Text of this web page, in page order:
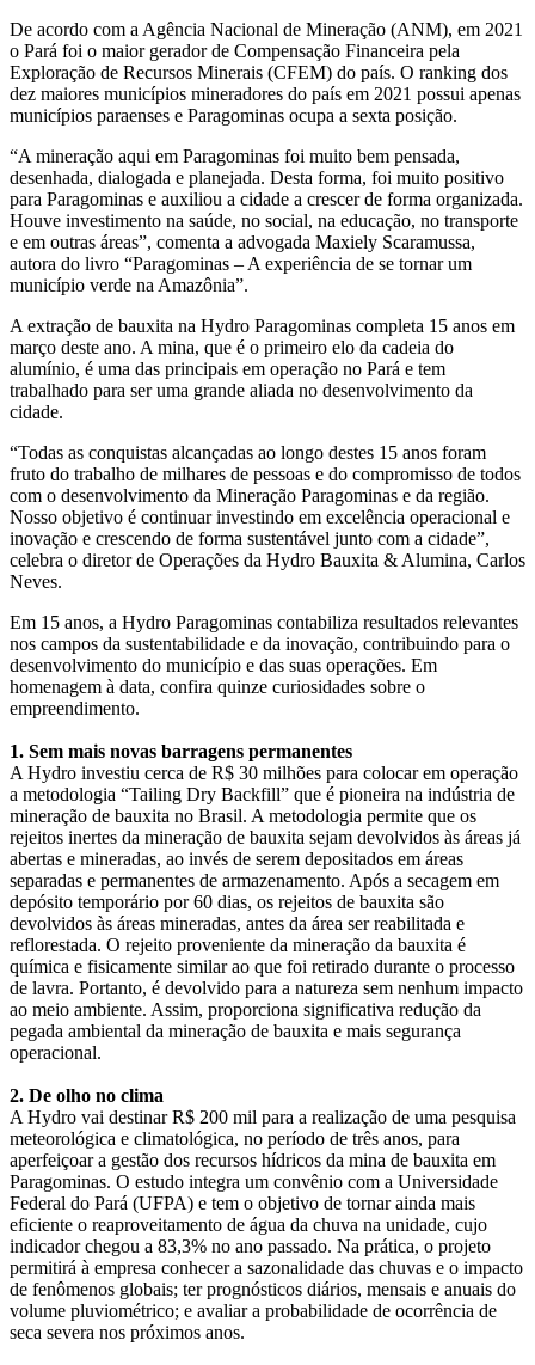
De acordo com a Agência Nacional de Mineração (ANM), em 2021
o Pará foi o maior gerador de Compensação Financeira pela
Exploração de Recursos Minerais (CFEM) do país. O ranking dos
dez maiores municípios mineradores do país em 2021 possui apenas
municípios paraenses e Paragominas ocupa a sexta posição.
“A mineração aqui em Paragominas foi muito bem pensada,
desenhada, dialogada e planejada. Desta forma, foi muito positivo
para Paragominas e auxiliou a cidade a crescer de forma organizada.
Houve investimento na saúde, no social, na educação, no transporte
e em outras áreas”, comenta a advogada Maxiely Scaramussa,
autora do livro “Paragominas – A experiência de se tornar um
município verde na Amazônia”.
A extração de bauxita na Hydro Paragominas completa 15 anos em
março deste ano. A mina, que é o primeiro elo da cadeia do
alumínio, é uma das principais em operação no Pará e tem
trabalhado para ser uma grande aliada no desenvolvimento da
cidade.
“Todas as conquistas alcançadas ao longo destes 15 anos foram
fruto do trabalho de milhares de pessoas e do compromisso de todos
com o desenvolvimento da Mineração Paragominas e da região.
Nosso objetivo é continuar investindo em excelência operacional e
inovação e crescendo de forma sustentável junto com a cidade”,
celebra o diretor de Operações da Hydro Bauxita & Alumina, Carlos
Neves.
Em 15 anos, a Hydro Paragominas contabiliza resultados relevantes
nos campos da sustentabilidade e da inovação, contribuindo para o
desenvolvimento do município e das suas operações. Em
homenagem à data, confira quinze curiosidades sobre o
empreendimento.
1. Sem mais novas barragens permanentes
A Hydro investiu cerca de R$ 30 milhões para colocar em operação
a metodologia “Tailing Dry Backfill” que é pioneira na indústria de
mineração de bauxita no Brasil. A metodologia permite que os
rejeitos inertes da mineração de bauxita sejam devolvidos às áreas já
abertas e mineradas, ao invés de serem depositados em áreas
separadas e permanentes de armazenamento. Após a secagem em
depósito temporário por 60 dias, os rejeitos de bauxita são
devolvidos às áreas mineradas, antes da área ser reabilitada e
reflorestada. O rejeito proveniente da mineração da bauxita é
química e fisicamente similar ao que foi retirado durante o processo
de lavra. Portanto, é devolvido para a natureza sem nenhum impacto
ao meio ambiente. Assim, proporciona significativa redução da
pegada ambiental da mineração de bauxita e mais segurança
operacional.
2. De olho no clima
A Hydro vai destinar R$ 200 mil para a realização de uma pesquisa
meteorológica e climatológica, no período de três anos, para
aperfeiçoar a gestão dos recursos hídricos da mina de bauxita em
Paragominas. O estudo integra um convênio com a Universidade
Federal do Pará (UFPA) e tem o objetivo de tornar ainda mais
eficiente o reaproveitamento de água da chuva na unidade, cujo
indicador chegou a 83,3% no ano passado. Na prática, o projeto
permitirá à empresa conhecer a sazonalidade das chuvas e o impacto
de fenômenos globais; ter prognósticos diários, mensais e anuais do
volume pluviométrico; e avaliar a probabilidade de ocorrência de
seca severa nos próximos anos.